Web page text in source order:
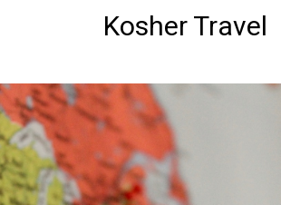
לתוכןKosher Travel